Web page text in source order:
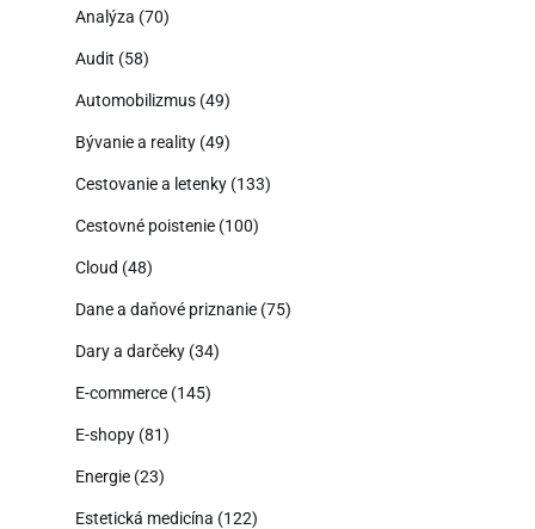
Analýza (70)
Audit (58)
Automobilizmus (49)
Bývanie a reality (49)
Cestovanie a letenky (133)
Cestovné poistenie (100)
Cloud (48)
Dane a daňové priznanie (75)
Dary a darčeky (34)
E-commerce (145)
E-shopy (81)
Energie (23)
Estetická medicína (122)